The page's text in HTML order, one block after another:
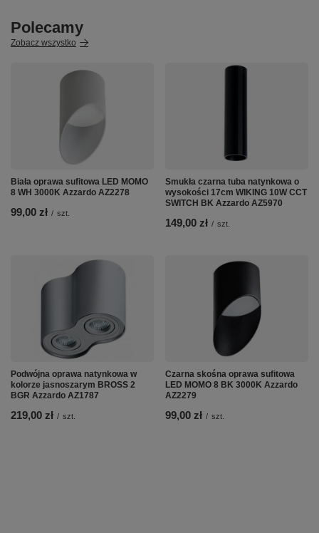
Polecamy
Zobacz wszystko
Biała oprawa sufitowa LED MOMO
8 WH 3000K Azzardo AZ2278
99,00 zł / szt.
Smukła czarna tuba natynkowa o
wysokości 17cm WIKING 10W CCT
SWITCH BK Azzardo AZ5970
149,00 zł / szt.
Podwójna oprawa natynkowa w
kolorze jasnoszarym BROSS 2
BGR Azzardo AZ1787
219,00 zł / szt.
Czarna skośna oprawa sufitowa
LED MOMO 8 BK 3000K Azzardo
AZ2279
99,00 zł / szt.